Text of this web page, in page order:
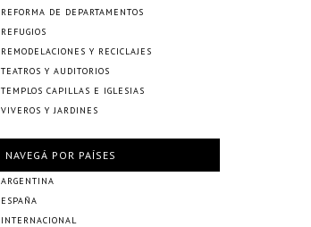
REFORMA DE DEPARTAMENTOS
REFUGIOS
REMODELACIONES Y RECICLAJES
TEATROS Y AUDITORIOS
TEMPLOS CAPILLAS E IGLESIAS
VIVEROS Y JARDINES
NAVEGÁ POR PAÍSES
ARGENTINA
ESPAÑA
INTERNACIONAL